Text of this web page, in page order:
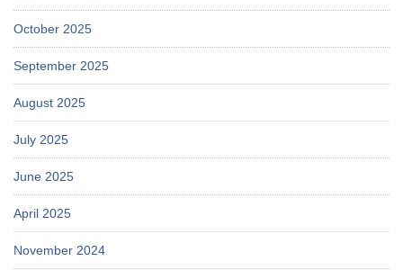
October 2025
September 2025
August 2025
July 2025
June 2025
April 2025
November 2024